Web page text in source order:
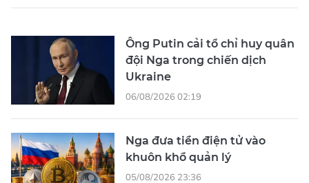
Ông Putin cải tổ chỉ huy quân
đội Nga trong chiến dịch
Ukraine
06/08/2026 02:19
Nga đưa tiền điện tử vào
khuôn khổ quản lý
05/08/2026 23:36